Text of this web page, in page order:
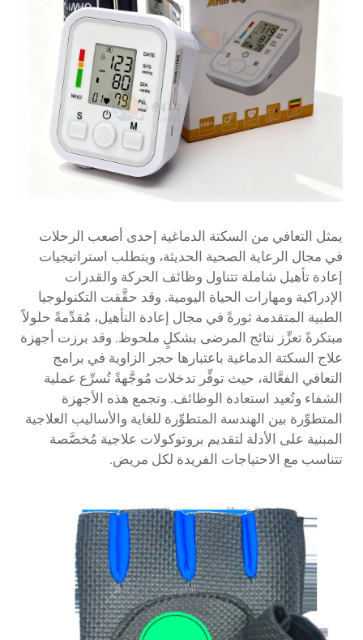
يمثل التعافي من السكتة الدماغية إحدى أصعب الرحلات
في مجال الرعاية الصحية الحديثة، ويتطلب استراتيجيات
إعادة تأهيل شاملة تتناول وظائف الحركة والقدرات
الإدراكية ومهارات الحياة اليومية. وقد حقَّقت التكنولوجيا
الطبية المتقدمة ثورةً في مجال إعادة التأهيل، مُقدِّمةً حلولاً
مبتكرةً تعزِّز نتائج المرضى بشكلٍ ملحوظ. وقد برزت أجهزة
علاج السكتة الدماغية باعتبارها حجر الزاوية في برامج
التعافي الفعَّالة، حيث توفِّر تدخلات مُوجَّهةً تُسرِّع عملية
الشفاء وتُعيد استعادة الوظائف. وتجمع هذه الأجهزة
المتطوِّرة بين الهندسة المتطوِّرة للغاية والأساليب العلاجية
المبنية على الأدلة لتقديم بروتوكولات علاجية مُخصَّصة
تتناسب مع الاحتياجات الفريدة لكل مريض.